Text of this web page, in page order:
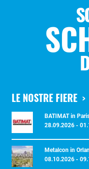
LE NOSTRE FIERE
BATIMAT in
28.09.2026 -
Metalcon in
08.10.2026 -